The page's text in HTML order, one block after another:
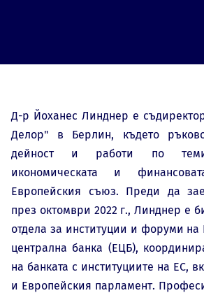
Д-р Йоханес Линднер е
Делор" в Берлин, където
дейност и работи по
икономическата и
Европейския съюз. Преди да
през октомври 2022 г., Линднер е
отдела за институции и форуми на
централна банка (ЕЦБ),
на банката с институциите на ЕС,
и Европейския парламент.